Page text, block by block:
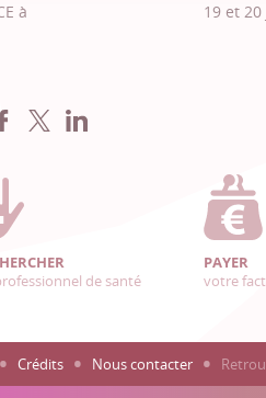
à
19 et 20
sur Facebook
Partager sur XPartager sur LinkedIn
de santé
PAYER
votre
Crédits Nous contacter